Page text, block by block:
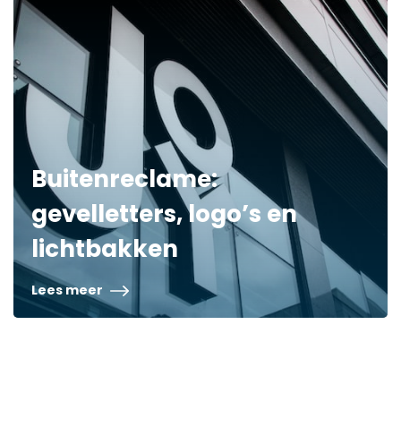
Buitenreclame:
gevelletters, logo’s en
lichtbakken
Lees meer